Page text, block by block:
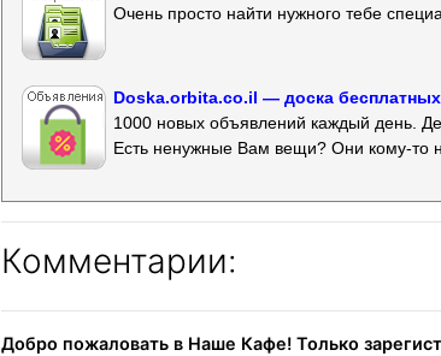
Очень просто найти нужного тебе
Doska.orbita.co.il — доска
1000 новых объявлений каждый день.
Есть ненужные Вам вещи? Они кому-то
Комментарии:
Добро пожаловать в Наше Кафе! Только